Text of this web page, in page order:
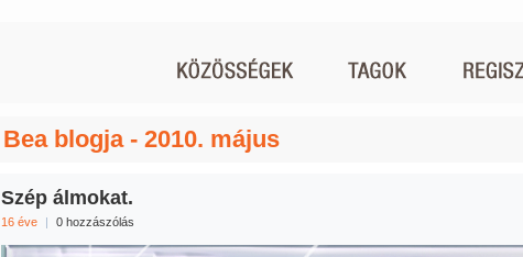
Bea blogja - 2010. május
Szép álmokat.
16 éve | 0 hozzászólás